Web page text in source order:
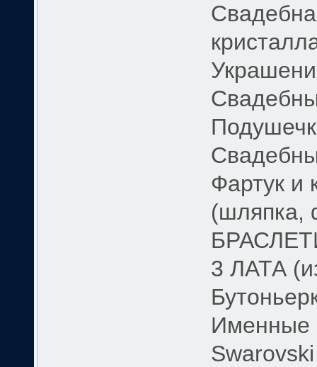
Фартук и
(шляпка,
3 ЛАТА
Именные